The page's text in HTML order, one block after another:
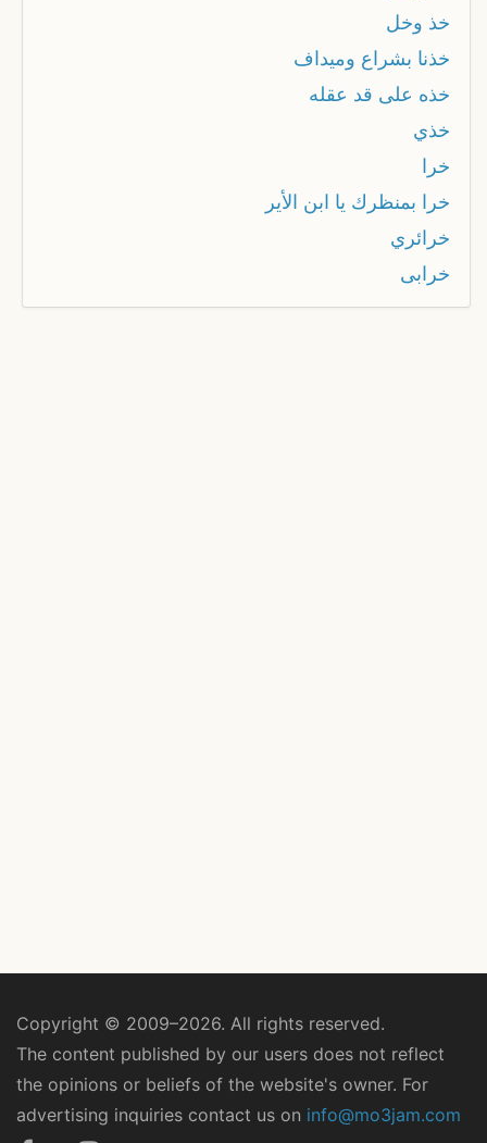
خذ وخل
خذنا بشراع وميداف
خذه على قد عقله
خذي
خرا
خرا بمنظرك يا ابن الأير
خرائري
خرابى
Copyright © 2009–2026. All rights reserved.
The content published by our users does not reflect
the opinions or beliefs of the website's owner. For
advertising inquiries contact us on info@mo3jam.com